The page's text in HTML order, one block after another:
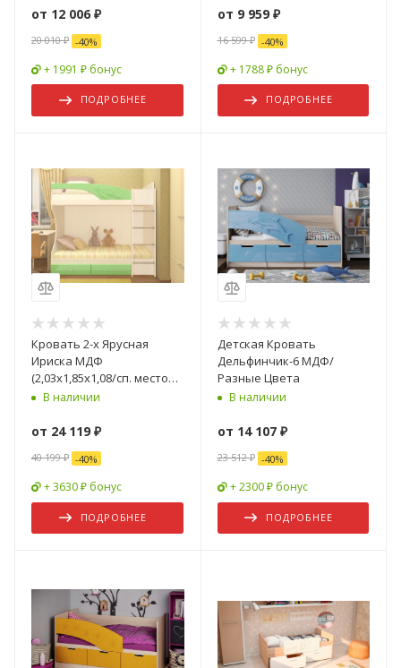
от 12 006 ₽
20 010 ₽ -40%
+ 1991 ₽ бонус
ПОДРОБНЕЕ
от 9 959 ₽
16 599 ₽ -40%
+ 1788 ₽ бонус
ПОДРОБНЕЕ
Кровать 2-х Ярусная
Ириска МДФ
(2,03х1,85х1,08/сп. место
0,8х2,0)/Разные Цвета
В наличии
от 24 119 ₽
40 199 ₽ -40%
+ 3630 ₽ бонус
ПОДРОБНЕЕ
Детская Кровать
Дельфинчик-6 МДФ/
Разные Цвета
В наличии
от 14 107 ₽
23 512 ₽ -40%
+ 2300 ₽ бонус
ПОДРОБНЕЕ